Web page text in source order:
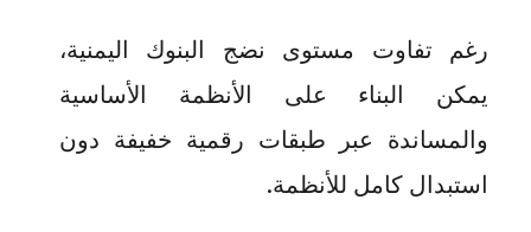
رغم تفاوت مستوى نضج البنوك اليمنية،
يمكن البناء على الأنظمة الأساسية
والمساندة عبر طبقات رقمية خفيفة دون
استبدال كامل للأنظمة.